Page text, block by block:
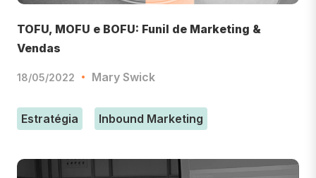
TOFU, MOFU e BOFU: Funil de Marketing &
Vendas
18/05/2022 Mary Swick
Estratégia Inbound Marketing